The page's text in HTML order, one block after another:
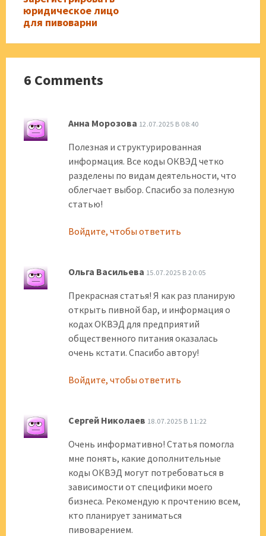
юридическое лицо
для пивоварни
6 Comments
Анна Морозова 12.07.2025 В 08:40
Полезная и структурированная
информация. Все коды ОКВЭД четко
разделены по видам деятельности, что
облегчает выбор. Спасибо за полезную
статью!
Войдите, чтобы ответить
Ольга Васильева 15.07.2025 В 20:05
Прекрасная статья! Я как раз планирую
открыть пивной бар, и информация о
кодах ОКВЭД для предприятий
общественного питания оказалась
очень кстати. Спасибо автору!
Войдите, чтобы ответить
Сергей Николаев 18.07.2025 В 11:22
Очень информативно! Статья помогла
мне понять, какие дополнительные
коды ОКВЭД могут потребоваться в
зависимости от специфики моего
бизнеса. Рекомендую к прочтению всем,
кто планирует заниматься
пивоварением.